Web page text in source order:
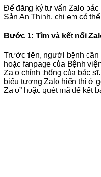
Để đăng ký tư vấn Zalo bác
Sản An Thịnh, chị em có
Bước 1: Tìm và kết nối
Trước tiên, người bệnh cần
hoặc fanpage của Bệnh
Zalo chính thống của bác
biểu tượng Zalo hiển thị ở
Zalo” hoặc quét mã để kết